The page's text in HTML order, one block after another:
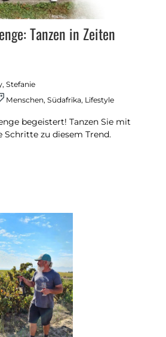
Tanzen in Zeiten
Stefanie
Menschen, Südafrika, Lifestyle
begeistert! Tanzen Sie mit
Schritte zu diesem Trend.